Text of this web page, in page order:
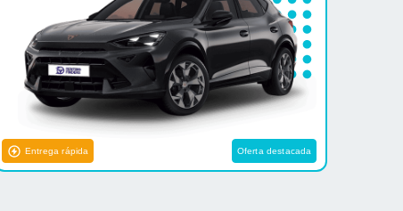
Entrega rápida Oferta destacada